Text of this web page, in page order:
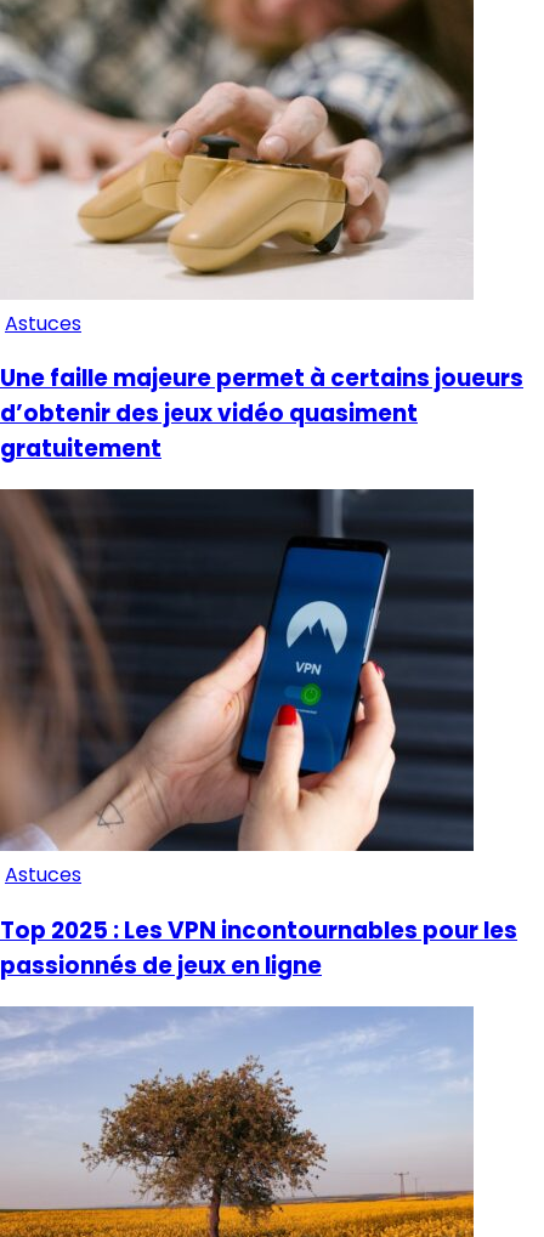
Astuces
Une faille majeure permet à certains joueurs
d’obtenir des jeux vidéo quasiment
gratuitement
Astuces
Top 2025 : Les VPN incontournables pour les
passionnés de jeux en ligne